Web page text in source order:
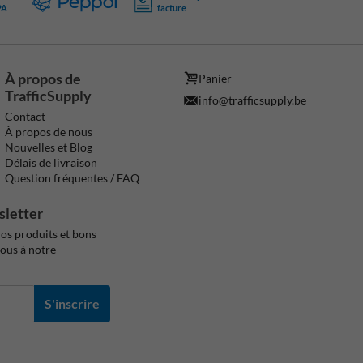
facture
À propos de
TrafficSupply
Contact
À propos de nous
Nouvelles et Blog
Délais de livraison
Question fréquentes / FAQ
Panier
info@trafficsupply.be
produits et bons
à notre
S'inscrire